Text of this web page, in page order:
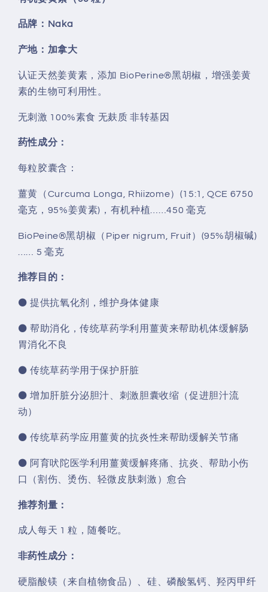
品牌：Naka
产地：加拿大
认证天然姜黄素，添加 BioPerine®黑胡椒，增强姜黄
素的生物可利用性。
无刺激 100%素食 无麸质 非转基因
药性成分：
每粒胶囊含：
薑黄（Curcuma Longa, Rhiizome）(15:1, QCE 6750
毫克，95%姜黄素)，有机种植……450 毫克
BioPeine®黑胡椒（Piper nigrum, Fruit）(95%胡椒碱)
…… 5 毫克
推荐目的：
⚫ 提供抗氧化剂，维护身体健康
⚫ 帮助消化，传统草药学利用薑黄来帮助机体缓解肠
胃消化不良
⚫ 传统草药学用于保护肝脏
⚫ 增加肝脏分泌胆汁、刺激胆囊收缩（促进胆汁流
动）
⚫ 传统草药学应用薑黄的抗炎性来帮助缓解关节痛
⚫ 阿育吠陀医学利用薑黄缓解疼痛、抗炎、帮助小伤
口（割伤、烫伤、轻微皮肤刺激）愈合
推荐剂量：
成人每天 1 粒，随餐吃。
非药性成分：
硬脂酸镁（来自植物食品）、硅、磷酸氢钙、羟丙甲纤